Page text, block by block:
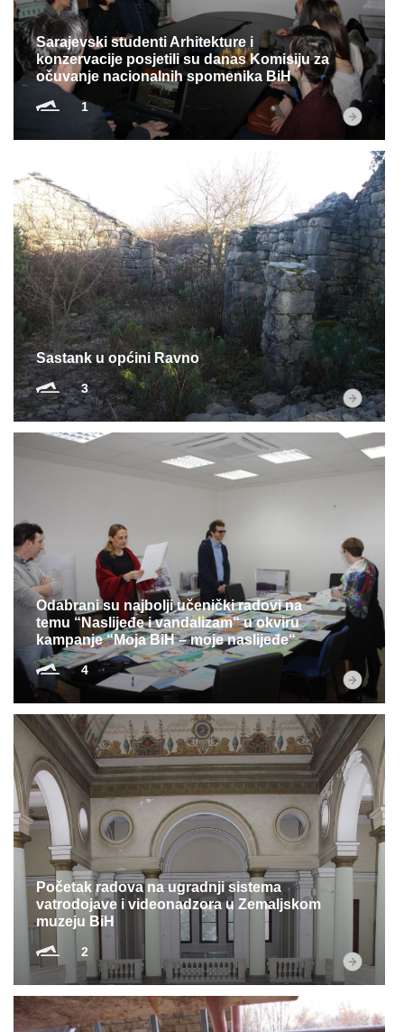
Sarajevski studenti Arhitekture i
konzervacije posjetili su danas Komisiju za
očuvanje nacionalnih spomenika BiH
1
Sastank u općini Ravno
3
Odabrani su najbolji učenički radovi na
temu “Naslijeđe i vandalizam“ u okviru
kampanje “Moja BiH – moje naslijeđe“
4
Početak radova na ugradnji sistema
vatrodojave i videonadzora u Zemaljskom
muzeju BiH
2